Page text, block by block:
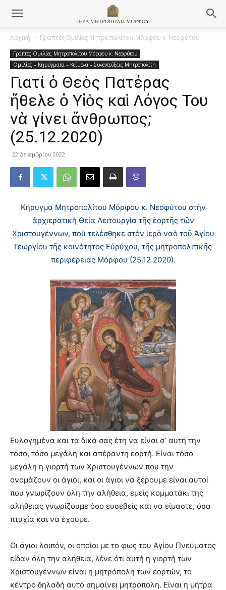
Αρχική Γραπτές Ομιλίες Μητροπολίτου Μόρφου κ. Νεοφύτου
Γραπτές Ομιλίες Μητροπολίτου Μόρφου κ. Νεοφύτου
Ομιλίες – Κηρύγματα – Κείμενα – Συνεντεύξεις Μητροπολίτη
Γιατί ὁ Θεὸς Πατέρας
ἤθελε ὁ Υἱὸς καὶ Λόγος Του
νὰ γίνει ἄνθρωπος;
(25.12.2020)
22 Δεκεμβρίου 2022
Κήρυγμα Μητροπολίτου Μόρφου κ. Νεοφύτου στὴν
ἀρχιερατικὴ Θεία Λειτουργία τῆς ἑορτῆς τῶν
Χριστουγέννων, ποὺ τελέσθηκε στὸν ἱερὸ ναὸ τοῦ Ἁγίου
Γεωργίου τῆς κοινότητος Εὐρύχου, τῆς μητροπολιτικῆς
περιφέρειας Μόρφου (25.12.2020).
Ευλογημένα και τα δικά σας έτη να είναι σ᾿ αυτή την
τόσο, τόσο μεγάλη και απέραντη εορτή. Είναι τόσο
μεγάλη η γιορτή των Χριστουγέννων που την
ονομάζουν οι άγιοι, και οι άγιοι να ξέρουμε είναι αυτοί
που γνωρίζουν όλη την αλήθεια, εμείς κομματάκι της
αλήθειας γνωρίζουμε όσο ευσεβείς και να είμαστε, όσα
πτυχία και να έχουμε.
Οι άγιοι λοιπόν, οι οποίοι με το φως του Αγίου Πνεύματος
είδαν όλη την αλήθεια, λένε ότι αυτή η γιορτή των
Χριστουγέννων είναι η μητρόπολη των εορτών, το
κέντρο δηλαδή αυτό σημαίνει μητρόπολη. Είναι η μήτρα